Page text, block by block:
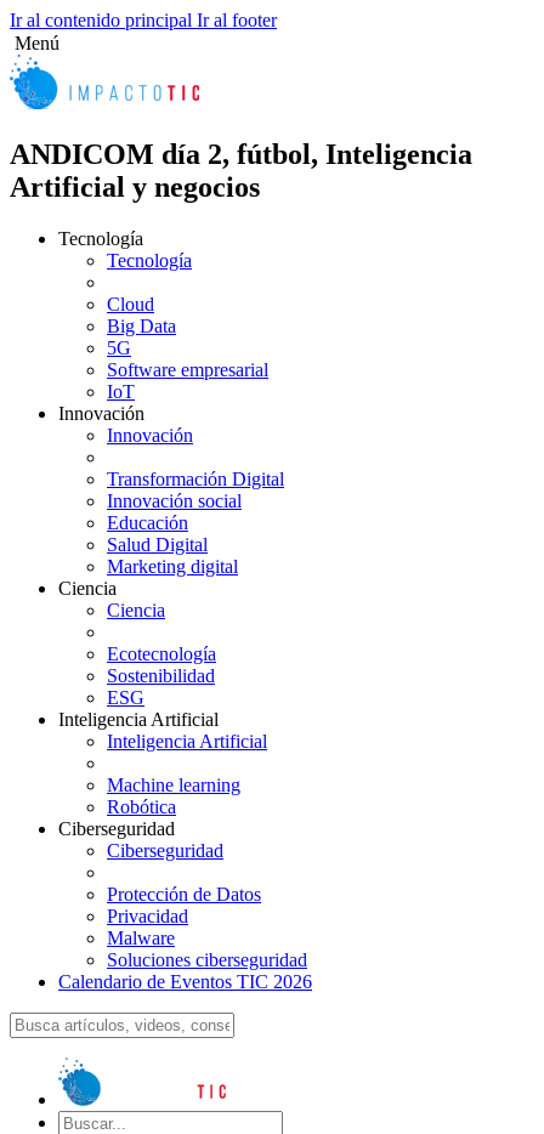
Ir al contenido principal Ir al footer
Menú
ANDICOM día 2, fútbol, Inteligencia
Artificial y negocios
Tecnología
Tecnología
Cloud
Big Data
5G
Software empresarial
IoT
Innovación
Innovación
Transformación Digital
Innovación social
Educación
Salud Digital
Marketing digital
Ciencia
Ciencia
Ecotecnología
Sostenibilidad
ESG
Inteligencia Artificial
Inteligencia Artificial
Machine learning
Robótica
Ciberseguridad
Ciberseguridad
Protección de Datos
Privacidad
Malware
Soluciones ciberseguridad
Calendario de Eventos TIC 2026